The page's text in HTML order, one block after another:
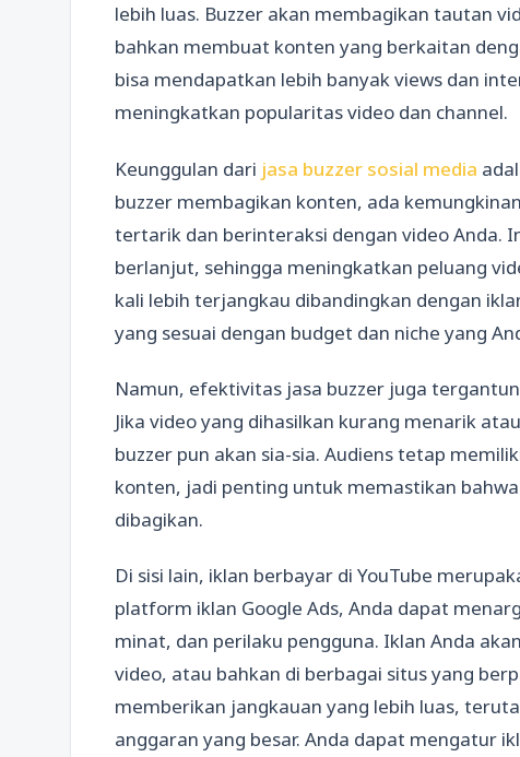
lebih luas. Buzzer akan membagikan tautan
bahkan membuat konten yang berkaitan
bisa mendapatkan lebih banyak views dan
meningkatkan popularitas video dan channel.
Keunggulan dari jasa buzzer sosial media
buzzer membagikan konten, ada
tertarik dan berinteraksi dengan video Anda.
berlanjut, sehingga meningkatkan peluang
kali lebih terjangkau dibandingkan dengan
yang sesuai dengan budget dan niche yang
Namun, efektivitas jasa buzzer juga
Jika video yang dihasilkan kurang menarik
buzzer pun akan sia-sia. Audiens tetap
konten, jadi penting untuk memastikan
dibagikan.
Di sisi lain, iklan berbayar di YouTube
platform iklan Google Ads, Anda dapat
minat, dan perilaku pengguna. Iklan Anda
video, atau bahkan di berbagai situs yang
memberikan jangkauan yang lebih luas,
anggaran yang besar. Anda dapat mengatur